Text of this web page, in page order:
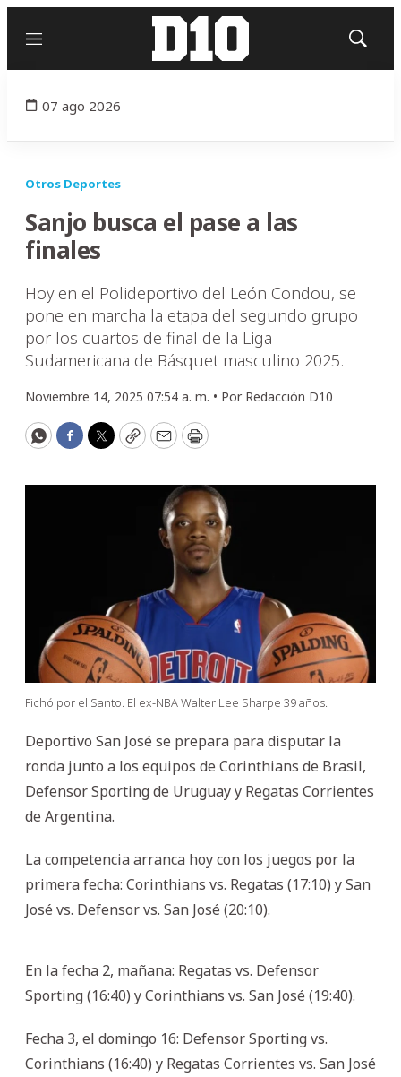
Menú
Mostrar
07 ago 2026
Otros Deportes
Sanjo busca el pase a las
finales
Hoy en el Polideportivo del León Condou, se
pone en marcha la etapa del segundo grupo
por los cuartos de final de la Liga
Sudamericana de Básquet masculino 2025.
Noviembre 14, 2025 07:54 a. m. • Por Redacción D10
WhatsApp
Facebook
Twitter
CopyEmailPrint
Fichó por el Santo. El ex-NBA Walter Lee Sharpe 39 años.
Deportivo San José se prepara para disputar la
ronda junto a los equipos de Corinthians de Brasil,
Defensor Sporting de Uruguay y Regatas Corrientes
de Argentina.
La competencia arranca hoy con los juegos por la
primera fecha: Corinthians vs. Regatas (17:10) y San
José vs. Defensor vs. San José (20:10).
En la fecha 2, mañana: Regatas vs. Defensor
Sporting (16:40) y Corinthians vs. San José (19:40).
Fecha 3, el domingo 16: Defensor Sporting vs.
Corinthians (16:40) y Regatas Corrientes vs. San José